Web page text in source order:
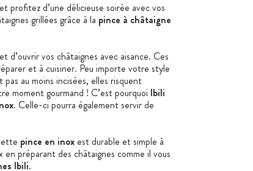
profitez d’une délicieuse soirée avec vos
grillées grâce à la pince à châtaigne
vos châtaignes avec aisance. Ces
et à cuisiner. Peu importe votre style
au moins incisées, elles risquent
moment gourmand ! C’est pourquoi Ibili
. Celle-ci pourra également servir de
pince en inoxest durable et simple à
préparant des châtaignes comme il vous
Ibili.